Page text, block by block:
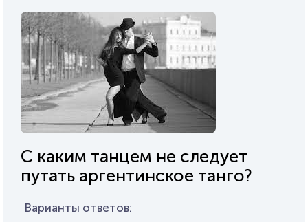
С каким танцем не следует
путать аргентинское танго?
Варианты ответов: